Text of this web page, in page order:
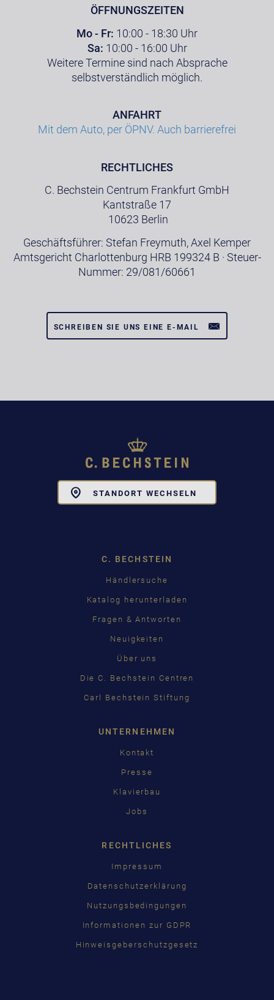
ÖFFNUNGSZEITEN
Mo - Fr: 10:00 - 18:30 Uhr
Sa: 10:00 - 16:00 Uhr
Weitere Termine sind nach Absprache
selbstverständlich möglich.
ANFAHRT
Mit dem Auto, per ÖPNV. Auch barrierefrei
RECHTLICHES
C. Bechstein Centrum Frankfurt GmbH
Kantstraße 17
10623 Berlin
Geschäftsführer: Stefan Freymuth, Axel Kemper
Amtsgericht Charlottenburg HRB 199324 B · Steuer-
Nummer: 29/081/60661
SCHREIBEN SIE UNS EINE E-MAIL
STANDORT WECHSELN
C. BECHSTEIN
Händlersuche
Katalog herunterladen
Fragen & Antworten
Neuigkeiten
Über uns
Die C. Bechstein Centren
Carl Bechstein Stiftung
UNTERNEHMEN
Kontakt
Presse
Klavierbau
Jobs
RECHTLICHES
Impressum
Datenschutzerklärung
Nutzungsbedingungen
Informationen zur GDPR
Hinweisgeberschutzgesetz